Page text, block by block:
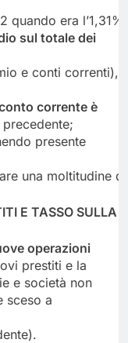
era l’1,31%.
sul totale dei
e conti correnti),
corrente è
presente
una moltitudine
E TASSO SULLA
operazioni
prestiti e la
e società non
sceso a